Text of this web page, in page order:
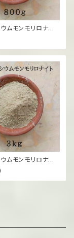
ムモンモリロナイト
ムモンモリロナイト